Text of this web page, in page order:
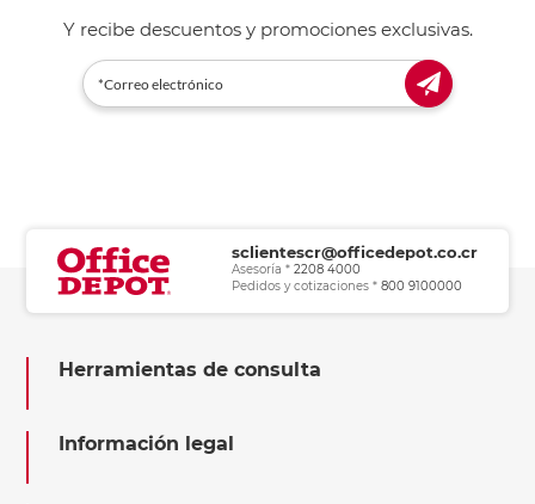
Y recibe descuentos y promociones exclusivas.
sclientescr@officedepot.co.cr
Asesoría *2208 4000
Pedidos y cotizaciones *800 9100000
Herramientas de consulta
Información legal